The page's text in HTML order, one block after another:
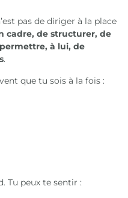
pas de diriger à la place
cadre, de structurer, de
à lui, de
.
que tu sois à la fois :
Tu peux te sentir :